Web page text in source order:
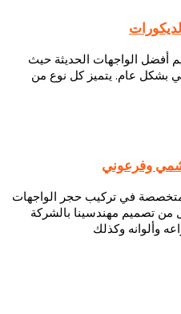
الواجهات الحديثة حيث
بشكل عام. يتميز كل نوع من
وفرعوني
في تركيب حجر الواجهات
من تصميم مهندسينا بالشركة
وألوانه وكذلك